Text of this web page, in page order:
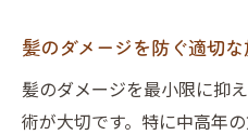
自然なボリューム
持続可能なヘア
美容室で取り入れ
髪のダメージを防ぐ適切
髪のダメージを最小限に抑
術が大切です。特に中高年